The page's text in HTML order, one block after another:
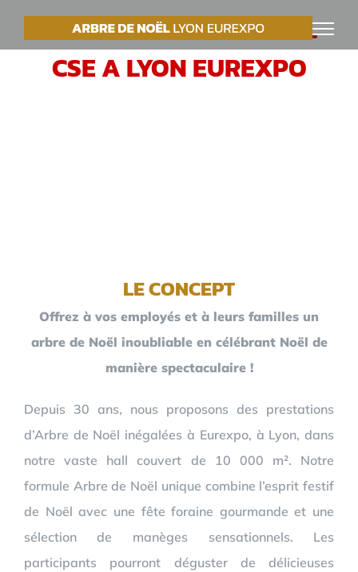
PasserVOTRE ARBRE DE NOËL
CSE A LYON EUREXPO
LE CONCEPT
Offrez à vos employés et à leurs familles un
arbre de Noël inoubliable en célébrant Noël de
manière spectaculaire !
Depuis 30 ans, nous proposons des prestations
d’Arbre de Noël inégalées à Eurexpo, à Lyon, dans
notre vaste hall couvert de 10 000 m². Notre
formule Arbre de Noël unique combine l’esprit festif
de Noël avec une fête foraine gourmande et une
sélection de manèges sensationnels. Les
participants pourront déguster de délicieuses